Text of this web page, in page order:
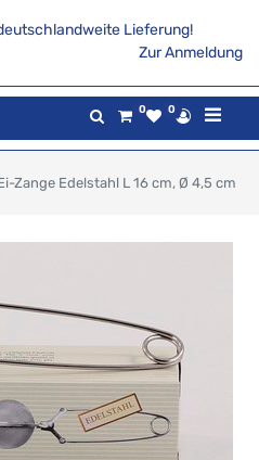
Lieferung!
Zur Anmeldung
0 0
Zange Edelstahl L 16 cm, Ø 4,5 cm